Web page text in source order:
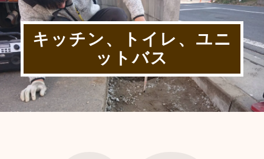
キッチン、トイレ、ユニ
ットバス